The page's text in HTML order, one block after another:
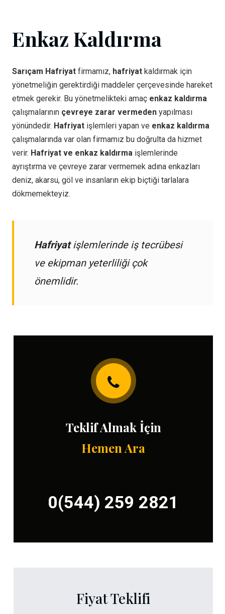
Enkaz Kaldırma
Sarıçam Hafriyat firmamız, hafriyat kaldırmak için
yönetmeliğin gerektirdiği maddeler çerçevesinde hareket
etmek gerekir. Bu yönetmelikteki amaç enkaz kaldırma
çalışmalarının çevreye zarar vermeden yapılması
yönündedir. Hafriyat işlemleri yapan ve enkaz kaldırma
çalışmalarında var olan firmamız bu doğrulta da hizmet
verir. Hafriyat ve enkaz kaldırma işlemlerinde
ayrıştırma ve çevreye zarar vermemek adına enkazları
deniz, akarsu, göl ve insanların ekip biçtiği tarlalara
dökmemekteyiz.
Hafriyatişlemlerinde iş tecrübesi
ve ekipman yeterliliği çok
önemlidir.
Teklif Almak İçin
Hemen Ara
0(544) 259 2821
Fiyat Teklifi